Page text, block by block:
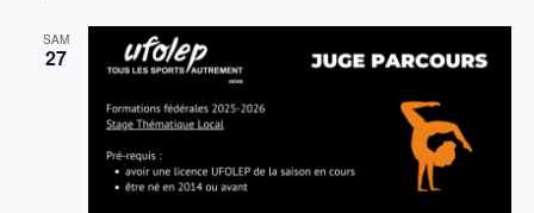
SAM
27